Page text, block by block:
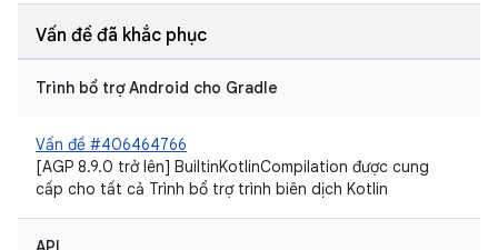
Vấn đề đã khắc phục
Trình bổ trợ Android cho Gradle
Vấn đề #406464766
[AGP 8.9.0 trở lên] BuiltinKotlinCompilation được cung
cấp cho tất cả Trình bổ trợ trình biên dịch Kotlin